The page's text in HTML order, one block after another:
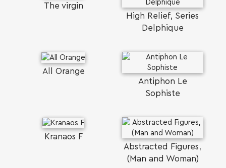
The virgin
High Relief, Series
Delphique
All Orange
Antiphon Le
Sophiste
Kranaos F
Abstracted Figures,
(Man and Woman)